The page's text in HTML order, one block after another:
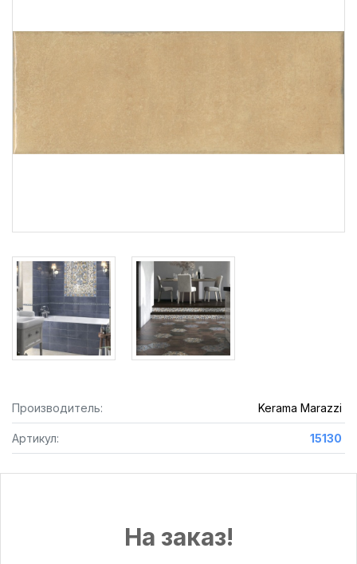
Производитель: Kerama Marazzi
Артикул: 15130
На заказ!